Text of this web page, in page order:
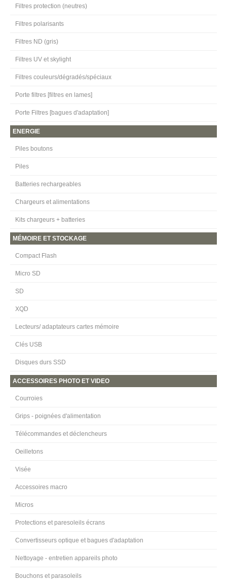
Filtres protection (neutres)
Filtres polarisants
Filtres ND (gris)
Filtres UV et skylight
Filtres couleurs/dégradés/spéciaux
Porte filtres [filtres en lames]
Porte Filtres [bagues d'adaptation]
ENERGIE
Piles boutons
Piles
Batteries rechargeables
Chargeurs et alimentations
Kits chargeurs + batteries
MÉMOIRE ET STOCKAGE
Compact Flash
Micro SD
SD
XQD
Lecteurs/ adaptateurs cartes mémoire
Clés USB
Disques durs SSD
ACCESSOIRES PHOTO ET VIDEO
Courroies
Grips - poignées d'alimentation
Télécommandes et déclencheurs
Oeilletons
Visée
Accessoires macro
Micros
Protections et paresoleils écrans
Convertisseurs optique et bagues d'adaptation
Nettoyage - entretien appareils photo
Bouchons et parasoleils